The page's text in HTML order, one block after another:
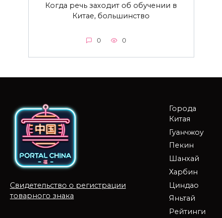
Когда речь заходит об обучении в
Китае, большинство
0 0
Свидетельство о регистрации
товарного знака
Города
Китая
Гуанчжоу
Пекин
Шанхай
Харбин
Циндао
Яньтай
Рейтинги